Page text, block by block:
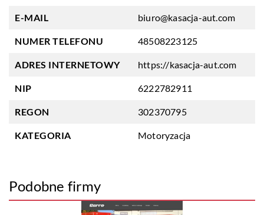
E-MAIL biuro@kasacja-aut.com
NUMER TELEFONU 48508223125
ADRES INTERNETOWY https://kasacja-aut.com
NIP 6222782911
REGON 302370795
KATEGORIA Motoryzacja
Podobne firmy